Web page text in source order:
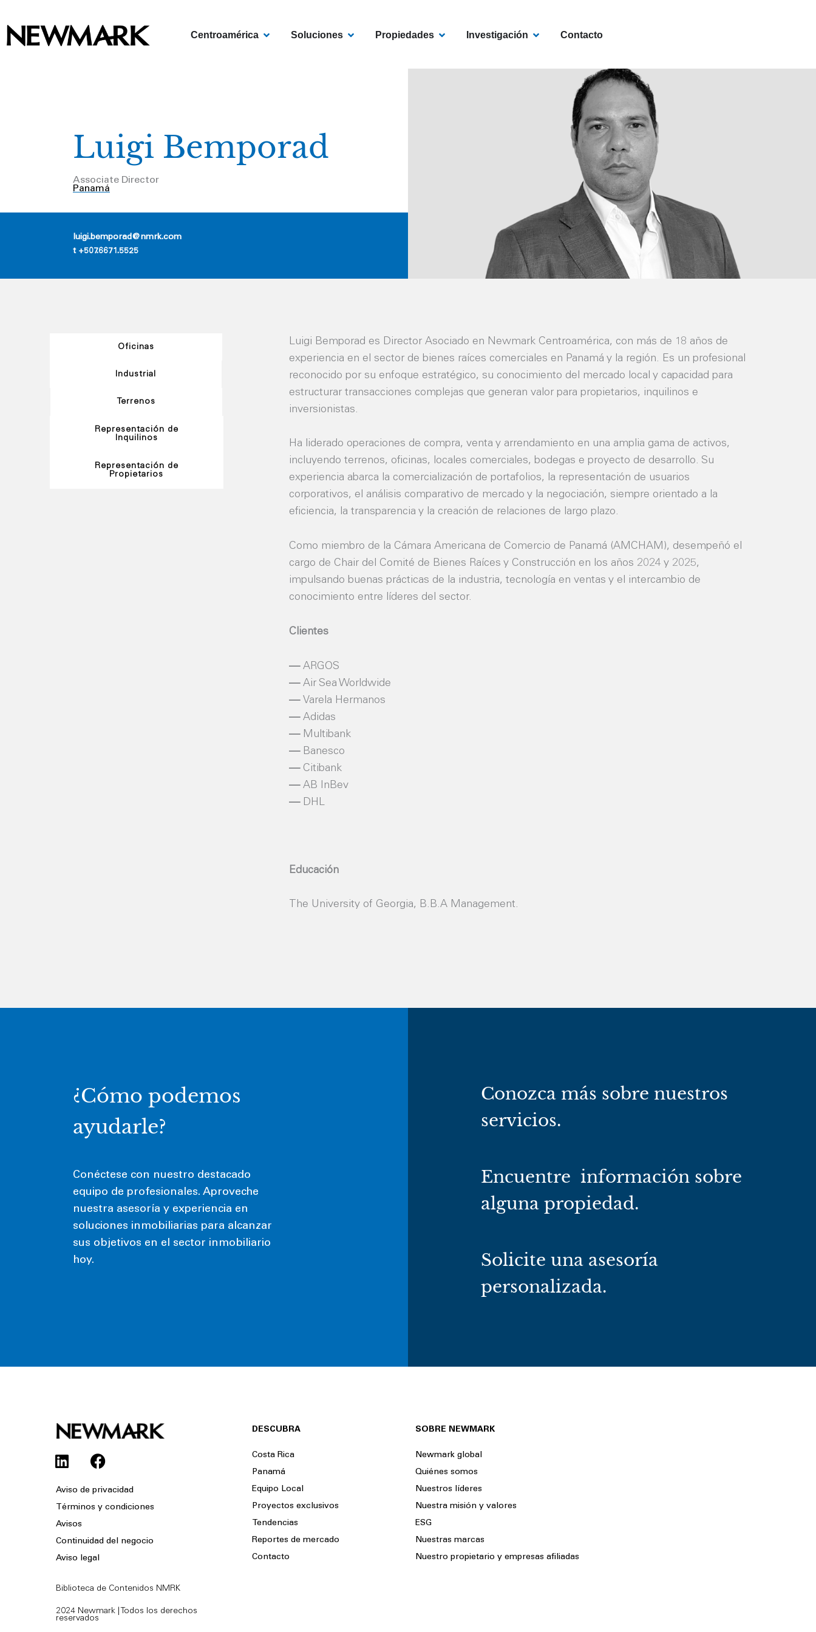
to
content
Centroamérica OPEN CENTROAMÉRICA
Soluciones OPEN SOLUCIONES
Propiedades OPEN PROPIEDADES
Investigación OPEN INVESTIGACIÓN
Contacto
Luigi Bemporad
Associate Director
Panamá
luigi.bemporad@nmrk.com
t +507.6671.5525
Oficinas
Industrial
Terrenos
Representación de
Inquilinos
Representación de
Propietarios
Luigi Bemporad es Director Asociado en Newmark Centroamérica, con más de 18 años de
experiencia en el sector de bienes raíces comerciales en Panamá y la región. Es un profesional
reconocido por su enfoque estratégico, su conocimiento del mercado local y capacidad para
estructurar transacciones complejas que generan valor para propietarios, inquilinos e
inversionistas.
Ha liderado operaciones de compra, venta y arrendamiento en una amplia gama de activos,
incluyendo terrenos, oficinas, locales comerciales, bodegas e proyecto de desarrollo. Su
experiencia abarca la comercialización de portafolios, la representación de usuarios
corporativos, el análisis comparativo de mercado y la negociación, siempre orientado a la
eficiencia, la transparencia y la creación de relaciones de largo plazo.
Como miembro de la Cámara Americana de Comercio de Panamá (AMCHAM), desempeñó el
cargo de Chair del Comité de Bienes Raíces y Construcción en los años 2024 y 2025,
impulsando buenas prácticas de la industria, tecnología en ventas y el intercambio de
conocimiento entre líderes del sector.
Clientes
ARGOS
Air Sea Worldwide
Varela Hermanos
Adidas
Multibank
Banesco
Citibank
AB InBev
DHL
Educación
The University of Georgia, B.B.A Management.
¿Cómo podemos
ayudarle?
Conéctese con nuestro destacado
equipo de profesionales. Aproveche
nuestra asesoría y experiencia en
soluciones inmobiliarias para alcanzar
sus objetivos en el sector inmobiliario
hoy.
Conozca más sobre nuestros
servicios.
Encuentre información sobre
alguna propiedad.
Solicite una asesoría
personalizada.
L
i
n
e
d
i
n
F
a
c
b
o
k
Aviso de privacidad
Términos y condiciones
Avisos
Continuidad del negocio
Aviso legal
Biblioteca de Contenidos NMRK
2024 Newmark | Todos los derechos
reservados
DESCUBRA
Costa Rica
Panamá
Equipo Local
Proyectos exclusivos
Tendencias
Reportes de mercado
Contacto
SOBRE NEWMARK
Newmark global
Quiénes somos
Nuestros líderes
Nuestra misión y valores
ESG
Nuestras marcas
Nuestro propietario y empresas afiliadas